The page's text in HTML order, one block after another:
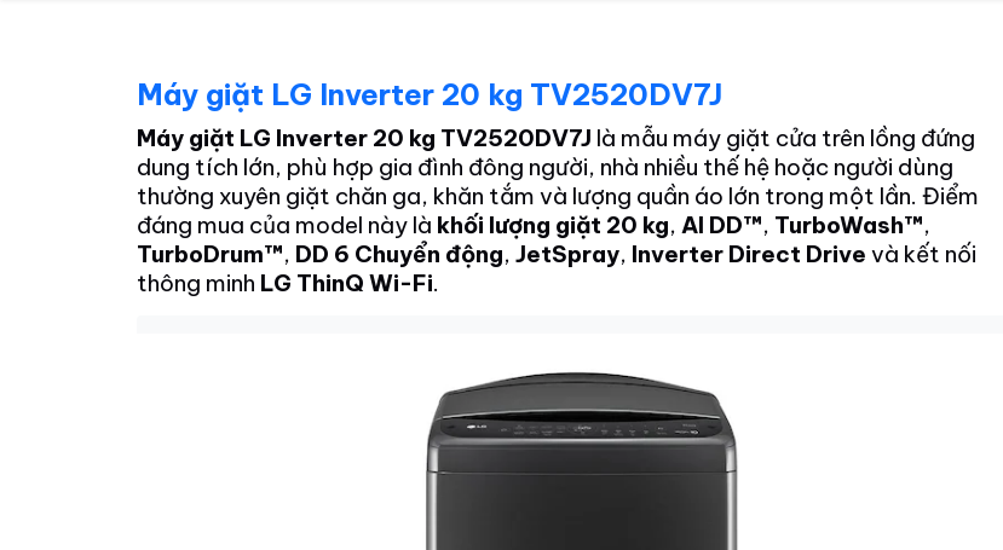
Máy giặt LG Inverter 20 kg TV2520DV7J
Máy giặt LG Inverter 20 kg TV2520DV7J là mẫu máy giặt cửa trên lồng đứng
dung tích lớn, phù hợp gia đình đông người, nhà nhiều thế hệ hoặc người dùng
thường xuyên giặt chăn ga, khăn tắm và lượng quần áo lớn trong một lần. Điểm
đáng mua của model này là khối lượng giặt 20 kg,AI DD™, TurboWash™,
TurboDrum™, DD 6 Chuyển động,JetSpray, Inverter Direct Drive và kết nối
thông minh LG ThinQ Wi-Fi.